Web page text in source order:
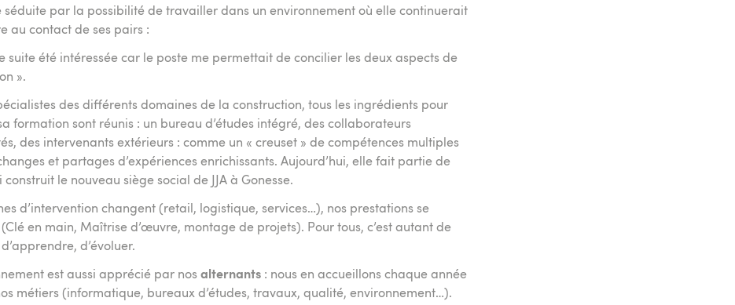
séduite par la possibilité de travailler dans un environnement où elle continuerait
au contact de ses pairs :
suite été intéressée car le poste me permettait de concilier les deux aspects de
».
des différents domaines de la construction, tous les ingrédients pour
formation sont réunis : un bureau d’études intégré, des collaborateurs
des intervenants extérieurs : comme un « creuset » de compétences multiples
et partages d’expériences enrichissants. Aujourd’hui, elle fait partie de
construit le nouveau siège social de JJA à Gonesse.
d’intervention changent (retail, logistique, services…), nos prestations se
en main, Maîtrise d’œuvre, montage de projets). Pour tous, c’est autant de
d’évoluer.
est aussi apprécié par nos alternants : nous en accueillons chaque année
métiers (informatique, bureaux d’études, travaux, qualité, environnement…).